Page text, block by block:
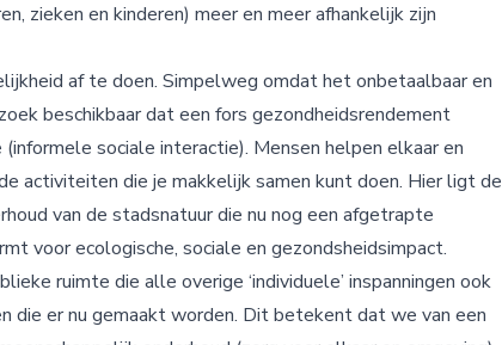
zieken en kinderen) meer en meer afhankelijk zijn
af te doen. Simpelweg omdat het onbetaalbaar en
beschikbaar dat een fors gezondheidsrendement
sociale interactie). Mensen helpen elkaar en
activiteiten die je makkelijk samen kunt doen. Hier ligt de
van de stadsnatuur die nu nog een afgetrapte
voor ecologische, sociale en gezondsheidsimpact.
ruimte die alle overige ‘individuele’ inspanningen ook
er nu gemaakt worden. Dit betekent dat we van een